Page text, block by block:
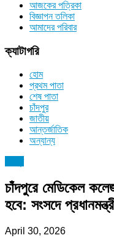
আজকের পত্রিকা
বিজ্ঞাপন তলিকা
আমাদের পরিবার
ক্যাটাগরি
হোম
প্রথম পাতা
শেষ পাতা
চাঁদপুর
জাতীয়
আন্তর্জাতিক
অন্যান্য
চাঁদপুরে মেডিকেল
হবে: সংসদে
April 30, 2026